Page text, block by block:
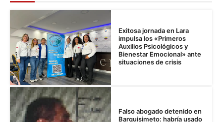
Exitosa jornada en Lara
impulsa los «Primeros
Auxilios Psicológicos y
Bienestar Emocional» ante
situaciones de crisis
Falso abogado detenido en
Barquisimeto: habría usado